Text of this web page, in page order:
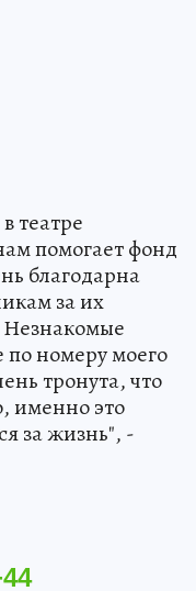
театре
помогает фонд
благодарна
за их
номеру моего
тронута, что
именно это
за жизнь", -
44